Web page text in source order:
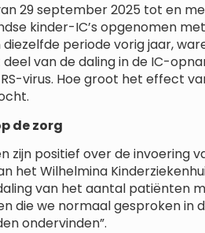
29 september 2025 tot en
kinder-IC’s opgenomen
periode vorig jaar,
deel van de daling in de IC-
virus. Hoe groot het effect
de zorg
zijn positief over de invoering
het Wilhelmina
van het aantal patiënten
die we normaal gesproken in
ondervinden”.